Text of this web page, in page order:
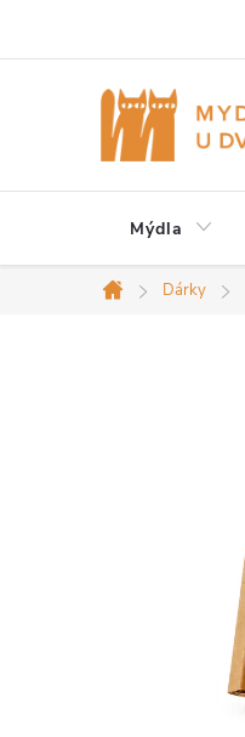
Mýdla
Domů
Dárky